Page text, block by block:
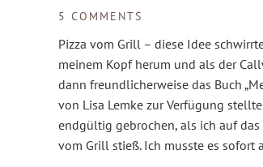
5 COMMENTS
Pizza vom Grill – diese Idee
meinem Kopf herum und als der
dann freundlicherweise das Buch
von Lisa Lemke zur Verfügung
endgültig gebrochen, als ich auf das
vom Grill stieß. Ich musste es sofort